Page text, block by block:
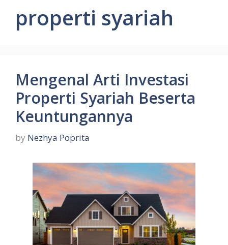
properti syariah
Mengenal Arti Investasi
Properti Syariah Beserta
Keuntungannya
by Nezhya Poprita